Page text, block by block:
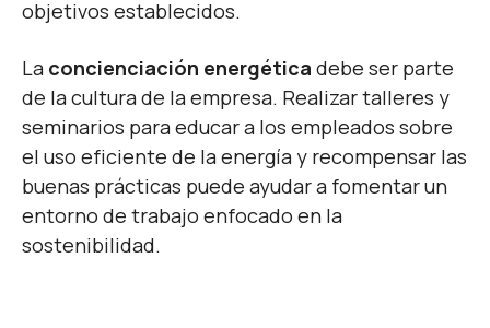
objetivos establecidos.
La concienciación energética debe ser parte
de la cultura de la empresa. Realizar talleres y
seminarios para educar a los empleados sobre
el uso eficiente de la energía y recompensar las
buenas prácticas puede ayudar a fomentar un
entorno de trabajo enfocado en la
sostenibilidad.